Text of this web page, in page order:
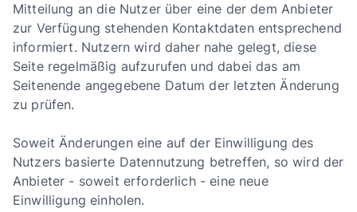
Mitteilung an die Nutzer über eine der dem Anbieter
zur Verfügung stehenden Kontaktdaten entsprechend
informiert. Nutzern wird daher nahe gelegt, diese
Seite regelmäßig aufzurufen und dabei das am
Seitenende angegebene Datum der letzten Änderung
zu prüfen.
Soweit Änderungen eine auf der Einwilligung des
Nutzers basierte Datennutzung betreffen, so wird der
Anbieter - soweit erforderlich - eine neue
Einwilligung einholen.